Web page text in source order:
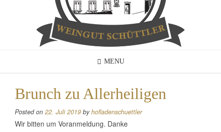
MENU
Brunch zu Allerheiligen
Posted on 22. Juli 2019 byhofladenschuettler
Wir bitten um Voranmeldung. Danke